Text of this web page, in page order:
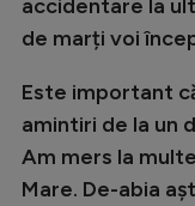
accidentare la
de marți voi
Este important
amintiri de la un
Am mers la
Mare. De-abia